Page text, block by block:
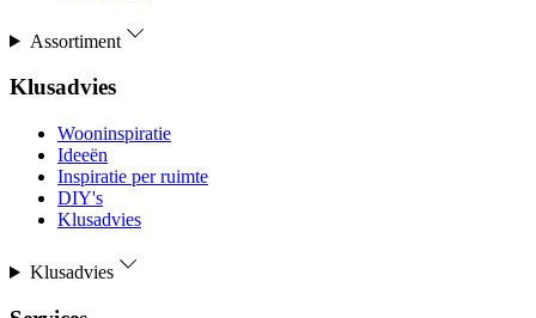
Assortiment
Klusadvies
Wooninspiratie
Ideeën
Inspiratie per ruimte
DIY's
Klusadvies
Klusadvies